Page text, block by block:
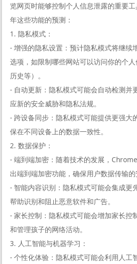
览网页时能够控制个人信息泄露的重要
年这些功能的预测：
1. 隐私模式：
- 增强的隐私设置：预计隐私模式将继续
选项，如限制哪些网站可以访问你的个
历史等）。
- 自动更新：隐私模式可能会自动检测并
应新的安全威胁和隐私法规。
- 跨设备同步：隐私模式可能提供更强大
保在不同设备上的数据一致性。
2. 数据保护：
- 端到端加密：随着技术的发展，
出端到端加密功能，确保用户数据传输的
- 智能内容识别：隐私模式可能会集成更
帮助识别和阻止恶意软件和广告。
- 家长控制：隐私模式可能会增加家长控
和管理孩子的网络活动。
3. 人工智能与机器学习：
- 个性化体验：隐私模式可能会利用人工